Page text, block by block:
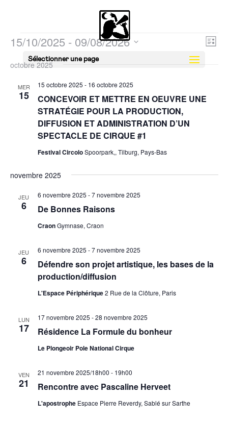
Sélectionner une page
Évènements
de
Liste
15/10/2025 - 09/08/2026
Sélectionnez
une
octobre 2025
MER
15
CONCEVOIR ET METTRE EN OEUVRE UNE
STRATÉGIE POUR LA PRODUCTION,
DIFFUSION ET ADMINISTRATION D’UN
SPECTACLE DE CIRQUE #1
15 octobre 2025 - 16 octobre 2025
Festival CircoloSpoorpark,, Tilburg, Pays-Bas
novembre 2025
JEU
6 De Bonnes Raisons
6 novembre 2025 -7 novembre 2025
CraonGymnase, Craon
JEU
6
Défendre son projet artistique, les bases de la
production/diffusion
6 novembre 2025 -7 novembre 2025
L'Espace Périphérique2 Rue de la Clôture, Paris
LUN
17 Résidence La Formule du bonheur
17 novembre 2025 -28 novembre 2025
Le Plongeoir Pole National Cirque
VEN
21 Rencontre avec Pascaline Herveet
21 novembre 2025/18h00 - 19h00
L'apostrophe Espace Pierre Reverdy, Sablé sur Sarthe